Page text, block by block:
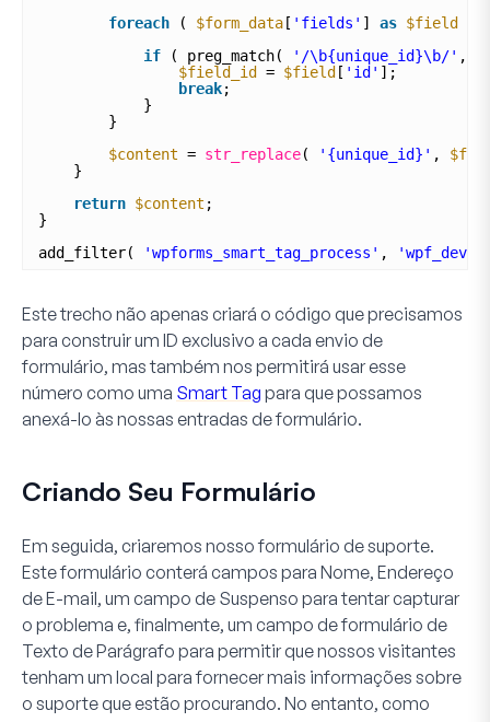
foreach
( $form_data[ 'fields' ] as $field
if
( preg_match( '/\b{unique_id}\b/' ,
$field_id = $field[ 'id' ];
break;
}
}
$content = str_replace( '{unique_id}' ,
}
return $content ;
}
add_filter(
'wpforms_smart_tag_process' ,
Este trecho não apenas criará o código que precisamos
para construir um ID exclusivo a cada envio de
formulário, mas também nos permitirá usar esse
número como uma Smart Tag para que possamos
anexá-lo às nossas entradas de formulário.
Criando Seu Formulário
Em seguida, criaremos nosso formulário de suporte.
Este formulário conterá campos para Nome, Endereço
de E-mail, um campo de Suspenso para tentar capturar
o problema e, finalmente, um campo de formulário de
Texto de Parágrafo para permitir que nossos visitantes
tenham um local para fornecer mais informações sobre
o suporte que estão procurando. No entanto, como